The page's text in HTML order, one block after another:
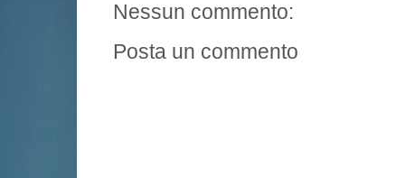
Nessun commento:
Posta un commento